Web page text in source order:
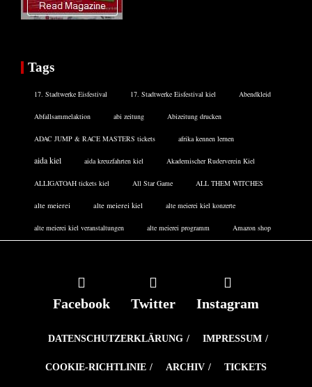
Tags
17. Stadtwerke Eisfestival 17. Stadtwerke Eisfestival kiel Abendkleid
Abfallsammelaktion abi zeitung Abizeitung drucken
ADAC JUMP & RACE MASTERS tickets afrika kennen lernen
aida kiel aida kreuzfahrten kiel Akademischer Ruderverein Kiel
ALLIGATOAH tickets kiel All Star Game ALL THEM WITCHES
alte meierei alte meierei kiel alte meierei kiel konzerte
alte meierei kiel veranstaltungen alte meierei programm Amazon shop
Facebook Twitter Instagram
DATENSCHUTZERKLÄRUNG IMPRESSUM
COOKIE-RICHTLINIE ARCHIV TICKETS